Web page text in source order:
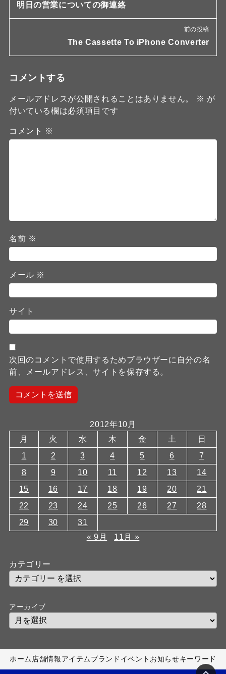
明日の営業についての御連絡
前の投稿
The Cassette To iPhone Converter
コメントする
メールアドレスが公開されることはありません。 ※ が
付いている欄は必須項目です
コメント ※
名前 ※
メール ※
サイト
次回のコメントで使用するためブラウザーに自分の名
前、メールアドレス、サイトを保存する。
2012年10月
月
火 水 木 金 土
日
1
2 3 4 5 6
7
8
9 10 11 12 13
14
15
16 17 18 19 20
21
22
23 24 25 26 27
28
29
30
31
« 9月
11月 »
カテゴリー
アーカイブ
ホーム店舗情報アイテムブランド イベント お知らせキーワード